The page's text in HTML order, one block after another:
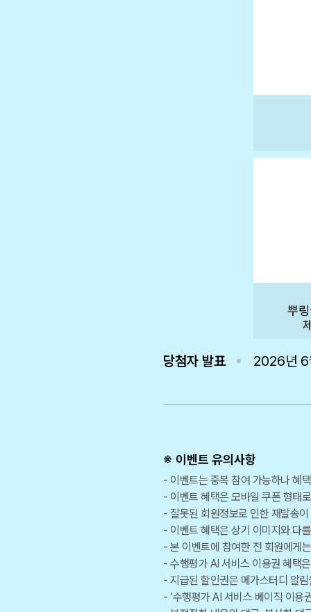
뿌
당첨자 발표 2026년 6
※ 이벤트 유의사항
이벤트는 중복 참여 가능하나 혜
이벤트 혜택은 모바일 쿠폰 형태
잘못된 회원정보로 인한 재발송
이벤트 혜택은 상기 이미지와 다
본 이벤트에 참여한 전 회원에게
수행평가 AI 서비스 이용권 혜택
지급된 할인권은 메가스터디 알
‘수행평가 AI 서비스 베이직 이